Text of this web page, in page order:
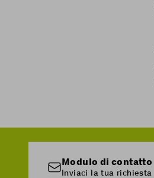
Modulo di contatto
Inviaci la tua richiesta